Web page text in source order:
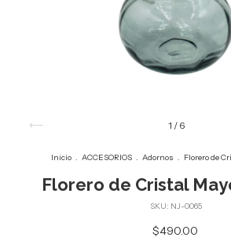
1 / 6
Inicio . ACCESORIOS . Adornos . Florero de
Florero de Cristal
SKU: NJ-0065
$490.00